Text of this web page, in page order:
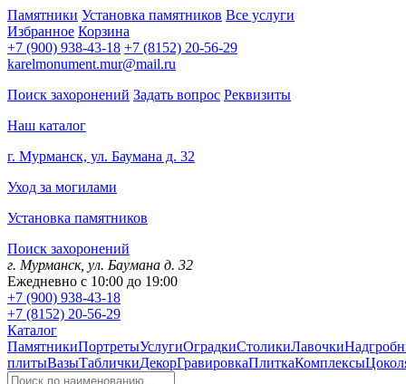
Памятники Установка памятников Все услуги
Избранное Корзина
+7 (900) 938-43-18 +7 (8152) 20-56-29
karelmonument.mur@mail.ru
Поиск захоронений Задать вопрос Реквизиты
Наш каталог
г. Мурманск, ул. Баумана д. 32
Уход за могилами
Установка памятников
Поиск захоронений
г. Мурманск, ул. Баумана д. 32
Ежедневно с 10:00 до 19:00
+7 (900) 938-43-18
+7 (8152) 20-56-29
Каталог
ПамятникиПортретыУслугиОградкиСтоликиЛавочки
плитыВазыТабличкиДекорГравировкаПлиткаКомплексы